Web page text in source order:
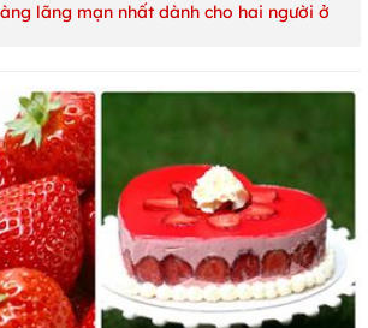
lãng mạn nhất dành cho hai người ở